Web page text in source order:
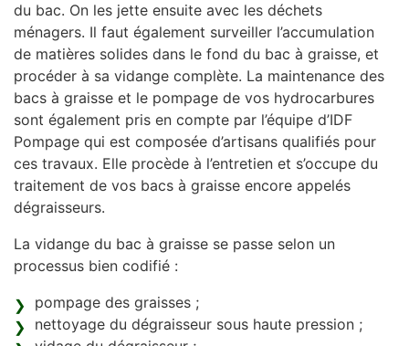
du bac. On les jette ensuite avec les déchets
ménagers. Il faut également surveiller l’accumulation
de matières solides dans le fond du bac à graisse, et
procéder à sa vidange complète. La maintenance des
bacs à graisse et le pompage de vos hydrocarbures
sont également pris en compte par l’équipe d’IDF
Pompage qui est composée d’artisans qualifiés pour
ces travaux. Elle procède à l’entretien et s’occupe du
traitement de vos bacs à graisse encore appelés
dégraisseurs.
La vidange du bac à graisse se passe selon un
processus bien codifié :
pompage des graisses ;
nettoyage du dégraisseur sous haute pression ;